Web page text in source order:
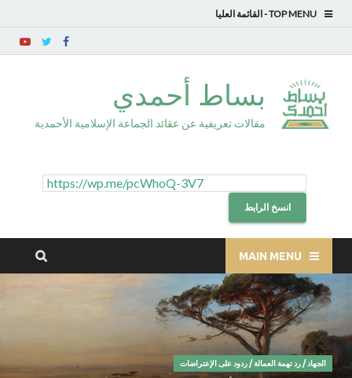
TOP MENU
بساط أحمدي
مقالات تعريفية عن عقائد الجماعة الإسلامية الأحمدية
انسخ الرابط
MAIN MENU
الجهاد/رد تهمة العمالة/ردود على الإعتراضات